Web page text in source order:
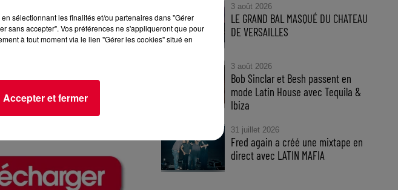
3 août 2026
LE GRAND BAL MASQUÉ DU CHATEAU
DE VERSAILLES
3 août 2026
Bob Sinclar et Besh passent en
mode Latin House avec Tequila &
Ibiza
31 juillet 2026
Fred again a créé une mixtape en
direct avec LATIN MAFIA
sélectionnant les finalités et/ou partenaires dans "Gérer
sans accepter". Vos préférences ne s'appliqueront que pour
à tout moment via le lien "Gérer les cookies" situé en
Accepter et fermer